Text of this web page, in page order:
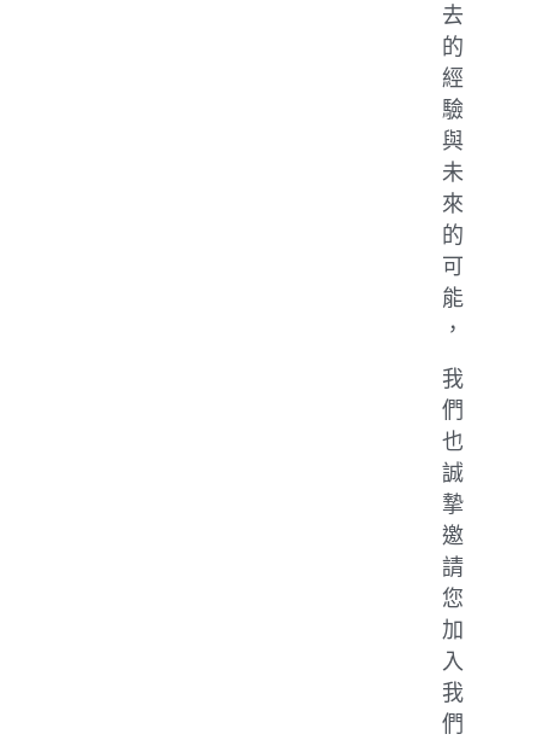
去
的
經
驗
與
未
來
的
可
能
，
我
們
也
誠
摯
邀
請
您
加
入
我
們